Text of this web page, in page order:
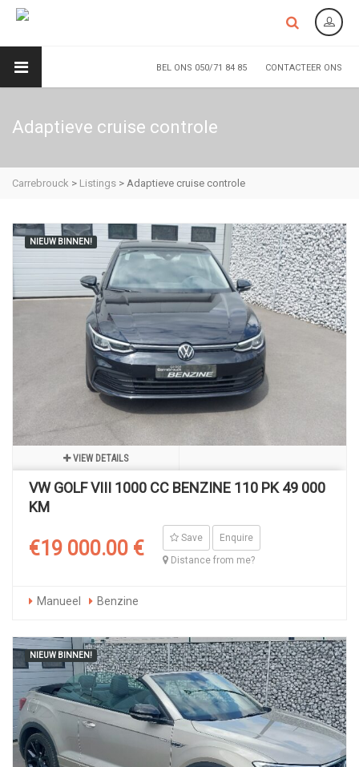
BEL ONS 050/71 84 85 CONTACTEER ONS
Adaptieve cruise controle
Carrebrouck > Listings > Adaptieve cruise controle
NIEUW BINNEN!
VIEW DETAILS
VW GOLF VIII 1000 CC BENZINE 110 PK 49 000
KM
€19 000.00 € Save
Enquire
Distance from me?
Manueel Benzine
NIEUW BINNEN!